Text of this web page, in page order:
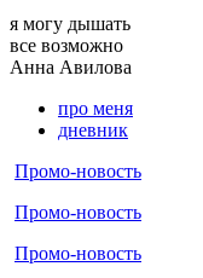
я могу дышать
все возможно
Aннa Aвилова
про меня
дневник
Промо-новость
Промо-новость
Промо-новость